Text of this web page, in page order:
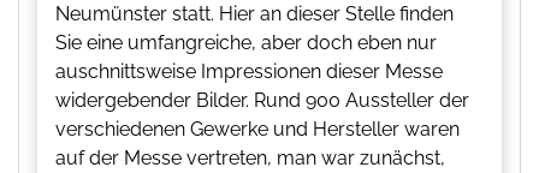
Neumünster statt. Hier an dieser Stelle finden
Sie eine umfangreiche, aber doch eben nur
auschnittsweise Impressionen dieser Messe
widergebender Bilder. Rund 900 Aussteller der
verschiedenen Gewerke und Hersteller waren
auf der Messe vertreten, man war zunächst,